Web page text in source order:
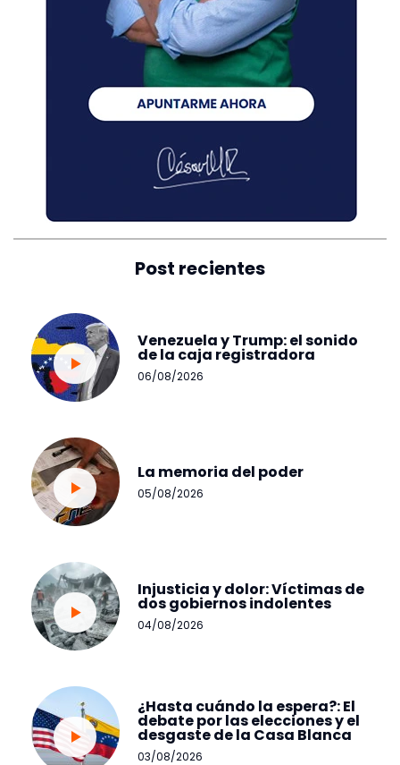
Post recientes
Venezuela y Trump: el sonido
de la caja registradora
06/08/2026
La memoria del poder
05/08/2026
Injusticia y dolor: Víctimas de
dos gobiernos indolentes
04/08/2026
¿Hasta cuándo la espera?: El
debate por las elecciones y el
desgaste de la Casa Blanca
03/08/2026